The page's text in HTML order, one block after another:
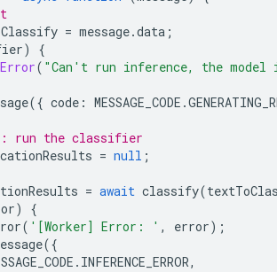
= message.data ;
)
{
Error( "Can't run inference, the
({ code : MESSAGE_CODE .
run the classifier
= null ;
= await classify(
)
{
( '[Worker] Error: ' , error);
({
. INFERENCE_ERROR,